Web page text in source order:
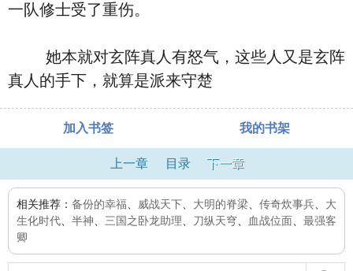
一队修士受了重伤。
她本就对玄阵真人有怒气，这些人又是玄阵
真人的手下，就算是派来守楚
加入书签 我的书架
上一章 目录 下一章
相关推荐： 备份的幸福 威战天下 大明的脊梁 传奇炊事兵
大
生化时代
半神 三国之卧龙助理 刀纵天穹 血战位面
最强客
卿